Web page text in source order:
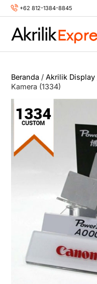
Skip
+62 812-1384-8845
Beranda /Akrilik Display
Kamera (1334)